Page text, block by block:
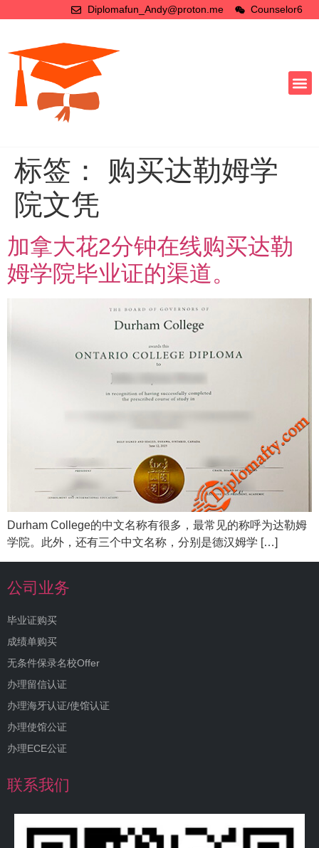
Diplomafun_Andy@proton.me Counselor6
标签： 购买达勒姆学
院文凭
加拿大花2分钟在线购买达勒
姆学院毕业证的渠道。
Durham College的中文名称有很多，最常见的称呼为达勒姆
学院。此外，还有三个中文名称，分别是德汉姆学 […]
公司业务
毕业证购买
成绩单购买
无条件保录名校Offer
办理留信认证
办理海牙认证/使馆认证
办理使馆公证
办理ECE公证
联系我们